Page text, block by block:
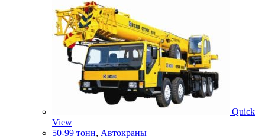
Quick
View
50-99 тонн, Автокраны